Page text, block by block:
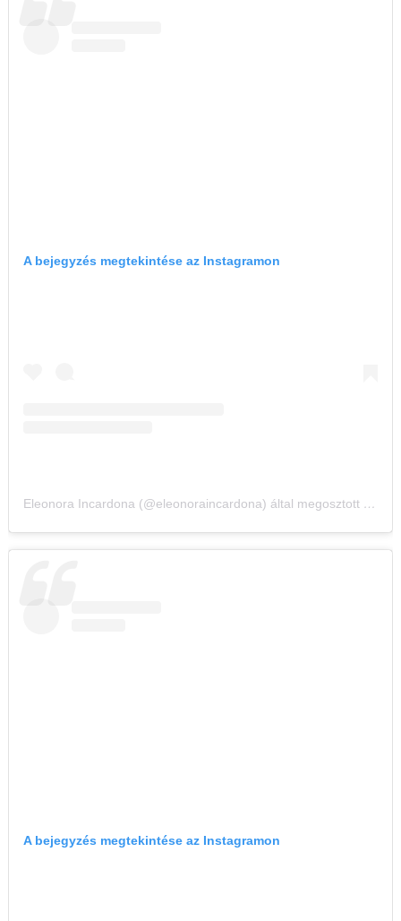
A bejegyzés megtekintése az Instagramon
Eleonora Incardona (@eleonoraincardona) által megosztott bejegyzés
A bejegyzés megtekintése az Instagramon